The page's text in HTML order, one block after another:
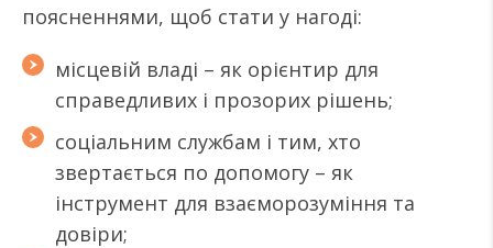
поясненнями, щоб стати у нагоді:
місцевій владі – як орієнтир для
справедливих і прозорих рішень;
соціальним службам і тим, хто
звертається по допомогу – як
інструмент для взаєморозуміння та
довіри;